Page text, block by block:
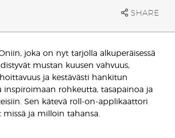
SHARE
joka on nyt tarjolla alkuperäisessä
mustan kuusen vahvuus,
ja kestävästi hankitun
rohkeutta, tasapainoa ja
Sen kätevä roll-on-applikaattori
ja milloin tahansa.